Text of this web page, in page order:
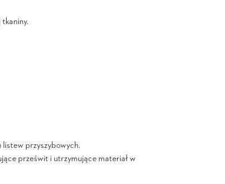
listew przyszybowych.
prześwit i utrzymujące materiał w